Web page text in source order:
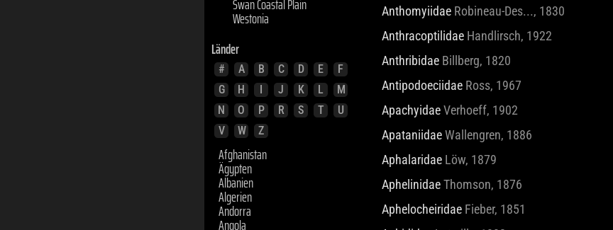
O P R S
Afghanistan
Ägypten
Albanien
Algerien
Andorra
Angola
Antigua und Barbuda
Äquatorialguinea
Argentinien
Armenien
Aserbaidschan
Australien
Anthomyiidae Robineau-Des..., 1830
Anthracoptilidae Handlirsch, 1922
Anthribidae Billberg, 1820
Antipodoeciidae Ross, 1967
ApachyidaeVerhoeff, 1902
ApataniidaeWallengren, 1886
Aphalaridae Löw, 1879
AphelinidaeThomson, 1876
Aphelocheiridae Fieber, 1851